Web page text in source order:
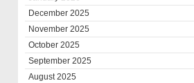
December 2025
November 2025
October 2025
September 2025
August 2025